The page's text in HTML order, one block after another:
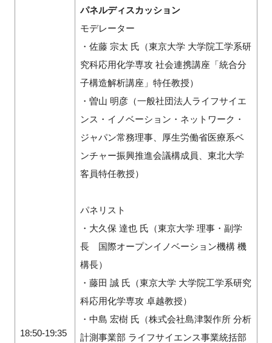
18:50-19:35
パネルディスカッション
モデレーター
・佐藤 宗太 氏（東京大学 大学院工学系研
究科応用化学専攻 社会連携講座「統合分
子構造解析講座」特任教授）
・曽山 明彦（一般社団法人ライフサイエ
ンス・イノベーション・ネットワーク・
ジャパン常務理事、厚生労働省医療系ベ
ンチャー振興推進会議構成員、東北大学
客員特任教授）
パネリスト
・大久保 達也 氏（東京大学 理事・副学
長 国際オープンイノベーション機構 機
構長）
・藤田 誠 氏（東京大学 大学院工学系研究
科応用化学専攻 卓越教授）
・中島 宏樹 氏（株式会社島津製作所 分析
計測事業部 ライフサイエンス事業統括部